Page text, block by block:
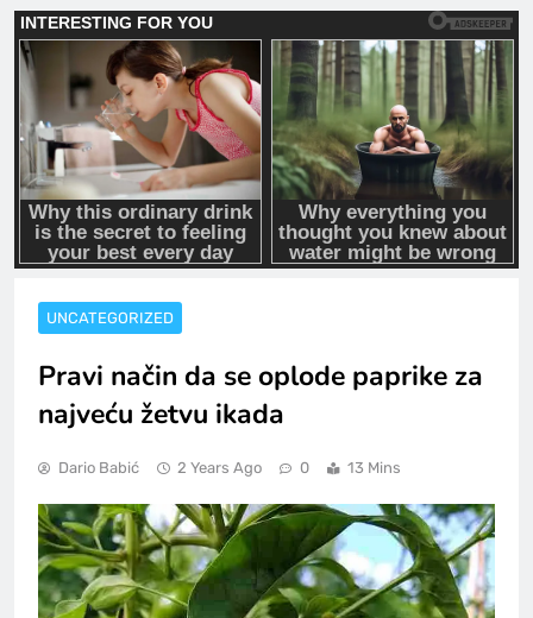
UNCATEGORIZED
Pravi način da se oplode paprike za
najveću žetvu ikada
Dario Babić 2 Years Ago 0 13 Mins